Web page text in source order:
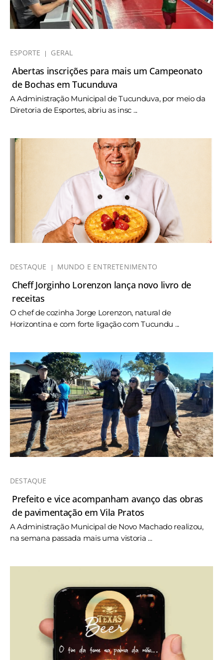
ESPORTE GERAL
Abertas inscrições para mais um Campeonato
de Bochas em Tucunduva
A Administração Municipal de Tucunduva, por meio da
Diretoria de Esportes, abriu as insc ...
DESTAQUE MUNDO E ENTRETENIMENTO
Cheff Jorginho Lorenzon lança novo livro de
receitas
O chef de cozinha Jorge Lorenzon, natural de
Horizontina e com forte ligação com Tucundu ...
DESTAQUE
Prefeito e vice acompanham avanço das obras
de pavimentação em Vila Pratos
A Administração Municipal de Novo Machado realizou,
na semana passada mais uma vistoria ...